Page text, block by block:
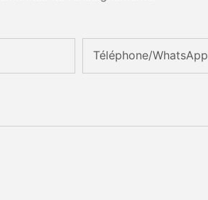
Téléphone/WhatsApp